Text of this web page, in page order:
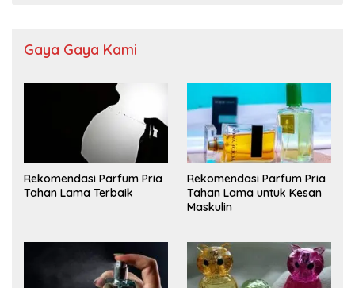
Gaya Gaya Kami
Rekomendasi Parfum Pria
Tahan Lama Terbaik
Rekomendasi Parfum Pria
Tahan Lama untuk Kesan
Maskulin